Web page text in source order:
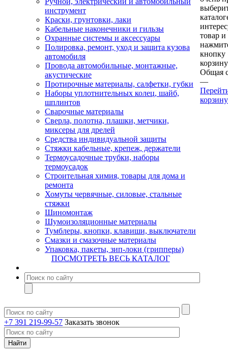
инструмент
Краски, грунтовки, лаки
Кабельные наконечники и гильзы
Охранные системы и аксессуары
Полировка, ремонт, уход и защита кузова
автомобиля
Провода автомобильные, монтажные,
акустические
Протирочные материалы, салфетки, губки
Наборы уплотнительных колец, шайб,
шплинтов
Сварочные материалы
Сверла, полотна, плашки, метчики,
миксеры для дрелей
Средства индивидуальной защиты
Стяжки кабельные, крепеж, держатели
Термоусадочные трубки, наборы
термоусадок
Строительная химия, товары для дома и
ремонта
Хомуты червячные, силовые, стальные
стяжки
Шиномонтаж
Шумоизоляционные материалы
Тумблеры, кнопки, клавиши, выключатели
Смазки и смазочные материалы
Упаковка, пакеты, зип-локи (грипперы)
ПОСМОТРЕТЬ ВЕСЬ КАТАЛОГ
+7 391 219-99-57 Заказать звонок
товар и
кнопку
Общая
—
корзину